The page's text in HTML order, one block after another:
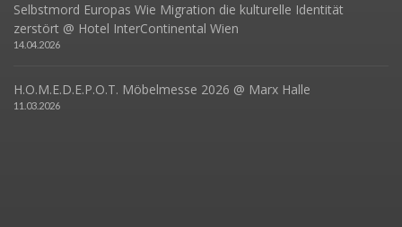
Selbstmord Europas Wie Migration die kulturelle Identität
zerstört @ Hotel InterContinental Wien
14.04.2026
H.O.M.E.D.E.P.O.T. Möbelmesse 2026 @ Marx Halle
11.03.2026